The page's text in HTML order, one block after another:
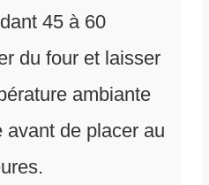
45 à 60
du four et laisser
ambiante
avant de placer au